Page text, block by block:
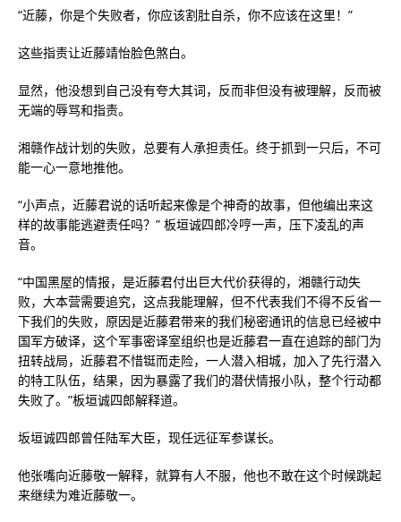
“近藤，你是个失败者，你应该割肚自杀，你不应该在这里！”
这些指责让近藤靖怡脸色煞白。
显然，他没想到自己没有夸大其词，反而非但没有被理解，反而被
无端的辱骂和指责。
湘赣作战计划的失败，总要有人承担责任。终于抓到一只后，不可
能一心一意地推他。
“小声点，近藤君说的话听起来像是个神奇的故事，但他编出来这
样的故事能逃避责任吗？” 板垣诚四郎冷哼一声，压下凌乱的声
音。
“中国黑屋的情报，是近藤君付出巨大代价获得的，湘赣行动失
败，大本营需要追究，这点我能理解，但不代表我们不得不反省一
下我们的失败，原因是近藤君带来的我们秘密通讯的信息已经被中
国军方破译，这个军事密译室组织也是近藤君一直在追踪的部门为
扭转战局，近藤君不惜铤而走险，一人潜入相城，加入了先行潜入
的特工队伍，结果，因为暴露了我们的潜伏情报小队，整个行动都
失败了。”板垣诚四郎解释道。
坂垣诚四郎曾任陆军大臣，现任远征军参谋长。
他张嘴向近藤敬一解释，就算有人不服，他也不敢在这个时候跳起
来继续为难近藤敬一。